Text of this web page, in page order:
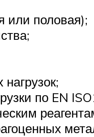
или половая);
по EN